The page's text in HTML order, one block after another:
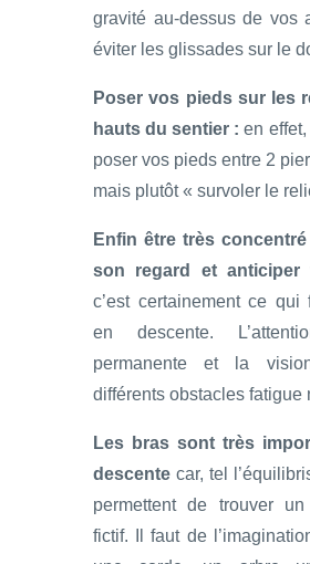
gravité au-dessus de vos
éviter les glissades sur le
Poser vos pieds sur les
hauts du sentier : en
poser vos pieds entre 2
mais plutôt « survoler le
Enfin être très
son regard et
c’est certainement ce
en descente.
permanente et la
différents obstacles fatigue
Les bras sont très
descente car, tel
permettent de trouver un
fictif. Il faut de